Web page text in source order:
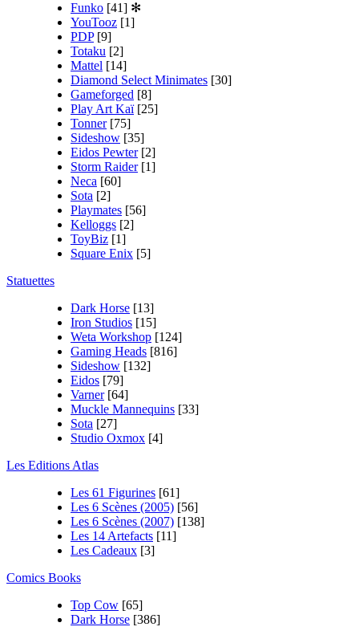
Funko [41] ✻
YouTooz [1]
PDP [9]
Totaku [2]
Mattel [14]
Diamond Select Minimates [30]
Gameforged [8]
Play Art Kaï [25]
Tonner [75]
Sideshow [35]
Eidos Pewter [2]
Storm Raider [1]
Neca [60]
Sota [2]
Playmates [56]
Kelloggs [2]
ToyBiz [1]
Square Enix [5]
Statuettes
Dark Horse [13]
Iron Studios [15]
Weta Workshop [124]
Gaming Heads [816]
Sideshow [132]
Eidos [79]
Varner [64]
Muckle Mannequins [33]
Sota [27]
Studio Oxmox [4]
Les Editions Atlas
Les 61 Figurines [61]
Les 6 Scènes (2005) [56]
Les 6 Scènes (2007) [138]
Les 14 Artefacts [11]
Les Cadeaux [3]
Comics Books
Top Cow [65]
Dark Horse [386]